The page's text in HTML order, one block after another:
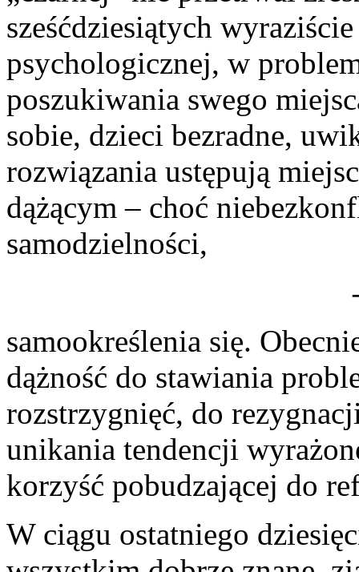
sześćdziesiątych
psychologicznej, w
poszukiwania swego
sobie, dzieci bezradne,
rozwiązania ustępują
dążącym – choć
samodzielności,
samookreślenia się.
dążność do stawiania
rozstrzygnięć, do
unikania tendencji
korzyść pobudzającej do
W ciągu ostatniego